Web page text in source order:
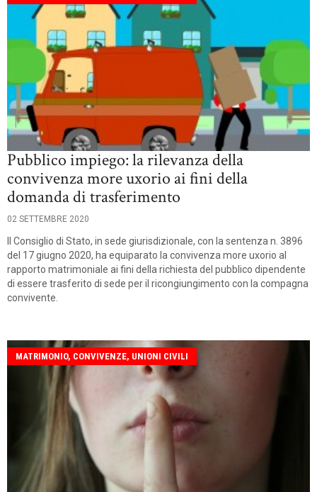
Pubblico impiego: la rilevanza della
convivenza more uxorio ai fini della
domanda di trasferimento
02 SETTEMBRE 2020
Il Consiglio di Stato, in sede giurisdizionale, con la sentenza n. 3896
del 17 giugno 2020, ha equiparato la convivenza more uxorio al
rapporto matrimoniale ai fini della richiesta del pubblico dipendente
di essere trasferito di sede per il ricongiungimento con la compagna
convivente.
MATRIMONIO, CONVIVENZE, UNIONI CIVILI